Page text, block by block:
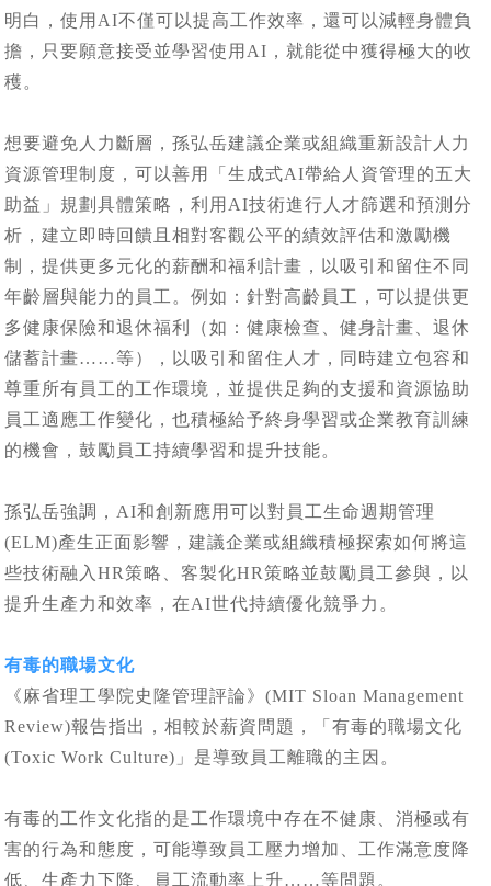
明白，使用AI不僅可以提高工作效率，還可以減輕身體負
擔，只要願意接受並學習使用AI，就能從中獲得極大的收
穫。
想要避免人力斷層，孫弘岳建議企業或組織重新設計人力
資源管理制度，可以善用「生成式AI帶給人資管理的五大
助益」規劃具體策略，利用AI技術進行人才篩選和預測分
析，建立即時回饋且相對客觀公平的績效評估和激勵機
制，提供更多元化的薪酬和福利計畫，以吸引和留住不同
年齡層與能力的員工。例如：針對高齡員工，可以提供更
多健康保險和退休福利（如：健康檢查、健身計畫、退休
儲蓄計畫……等），以吸引和留住人才，同時建立包容和
尊重所有員工的工作環境，並提供足夠的支援和資源協助
員工適應工作變化，也積極給予終身學習或企業教育訓練
的機會，鼓勵員工持續學習和提升技能。
孫弘岳強調，AI和創新應用可以對員工生命週期管理
(ELM)產生正面影響，建議企業或組織積極探索如何將這
些技術融入HR策略、客製化HR策略並鼓勵員工參與，以
提升生產力和效率，在AI世代持續優化競爭力。
有毒的職場文化
《麻省理工學院史隆管理評論》(MIT Sloan Management
Review)報告指出，相較於薪資問題，「有毒的職場文化
(Toxic Work Culture)」是導致員工離職的主因。
有毒的工作文化指的是工作環境中存在不健康、消極或有
害的行為和態度，可能導致員工壓力增加、工作滿意度降
低、生產力下降、員工流動率上升……等問題。